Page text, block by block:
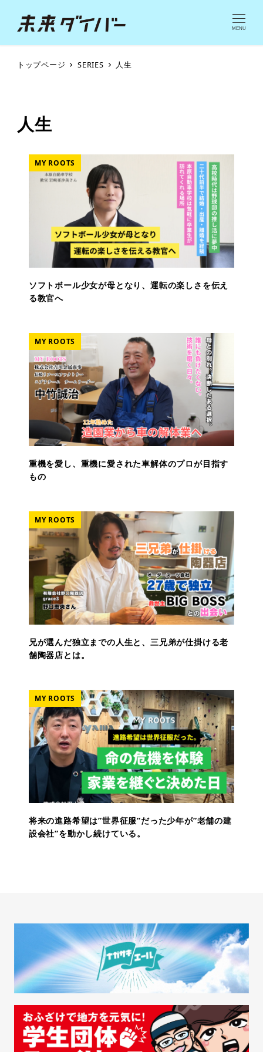
MENU
トップページ SERIES 人生
人生
MY ROOTS
ソフトボール少女が母となり、運転の楽しさを伝え
る教官へ
MY ROOTS
重機を愛し、重機に愛された車解体のプロが目指す
もの
MY ROOTS
兄が選んだ独立までの人生と、三兄弟が仕掛ける老
舗陶器店とは。
MY ROOTS
将来の進路希望は”世界征服”だった少年が”老舗の建
設会社”を動かし続けている。